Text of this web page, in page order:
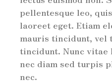
pellentesque leo,
laoreet eget. Etiam
mauris tincidunt,
tincidunt. Nunc vitae
nec diam sed turpis
nec.